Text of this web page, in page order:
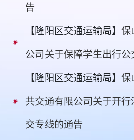
告
【隆阳区交通运输局】保
公司关于保障学生出行
【隆阳区交通运输局】保
共交通有限公司关于开
交专线的通告